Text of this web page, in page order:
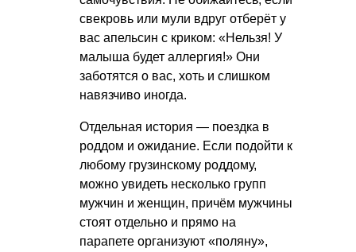
свекровь или мули вдруг отберёт у
вас апельсин с криком: «Нельзя! У
малыша будет аллергия!» Они
заботятся о вас, хоть и слишком
навязчиво иногда.
Отдельная история — поездка в
роддом и ожидание. Если подойти к
любому грузинскому роддому,
можно увидеть несколько групп
мужчин и женщин, причём мужчины
стоят отдельно и прямо на
парапете организуют «поляну»,